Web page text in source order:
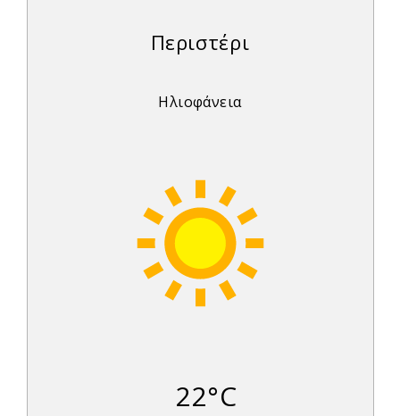
Περιστέρι
Ηλιοφάνεια
22°C